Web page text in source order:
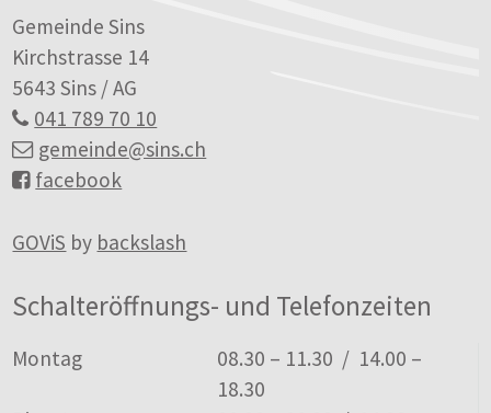
Gemeinde Sins
Kirchstrasse 14
5643 Sins / AG
041 789 70 10
gemeinde@sins.ch
facebook
GOViS by backslash
Schalteröffnungs- und Telefonzeiten
TagÖffnungszeiten
Montag
08.30 – 11.30 / 14.00 –
18.30